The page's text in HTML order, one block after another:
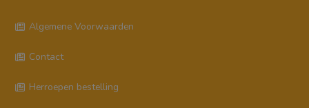
Algemene Voorwaarden
Contact
Herroepen bestelling